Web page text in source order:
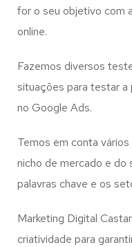
for o seu objetivo com
online.
Fazemos diversos
situações para testar a
no Google Ads.
Temos em conta
nicho de mercado e do
palavras chave e os
Marketing Digital
criatividade para